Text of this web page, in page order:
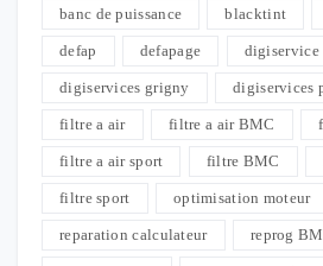
banc de puissance blacktint
defap defapage digiservice
digiservices grigny digiservices
filtre a air filtre a air BMC
filtre a air sport filtre BMC
filtre sport optimisation moteur
reparation calculateur reprog